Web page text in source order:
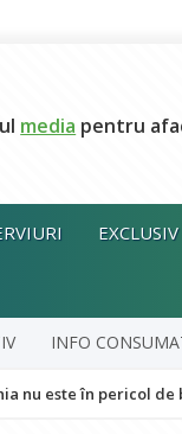
media pentru
EXCLUSIV
INFO
în pericol de